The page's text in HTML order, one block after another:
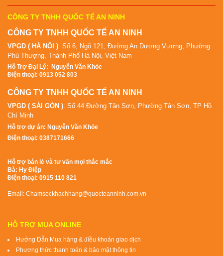
CÔNG TY TNHH QUỐC TẾ AN NINH
CÔNG TY TNHH QUỐC TẾ AN NINH
VPGD ( HÀ NỘI ) Số 6, Ngõ 121, Đường An Dương Vương, Phường
Phú Thượng, Thành Phố Hà Nội, Việt Nam
Hỗ Trợ Đại Lý: Nguyễn Văn Khỏe
Điện thoại: 0913 052 803
CÔNG TY TNHH QUỐC TẾ AN NINH
VPGD ( SÀI GÒN ): Số 44 Đường Tân Sơn, Phường Tân Sơn, TP Hồ
Chí Minh
Hỗ trợ dự án: Nguyễn Văn Khỏe
Điện thoại: 0387171666
Hỗ trợ bán lẻ và tư vấn mọi thắc mắc
Bà: Hy Điệp
Điện thoại: 0915 110 821
Email: Chamsockhachhang@quocteanninh.com.vn
HỖ TRỢ MUA ONLINE
Hướng Dẫn Mua hàng & điều khoản giao dịch
Phương thức thanh toán & bảo mật thông tin